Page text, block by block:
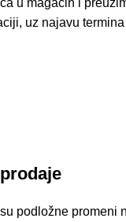
u magacin i
uz najavu
podložne promeni